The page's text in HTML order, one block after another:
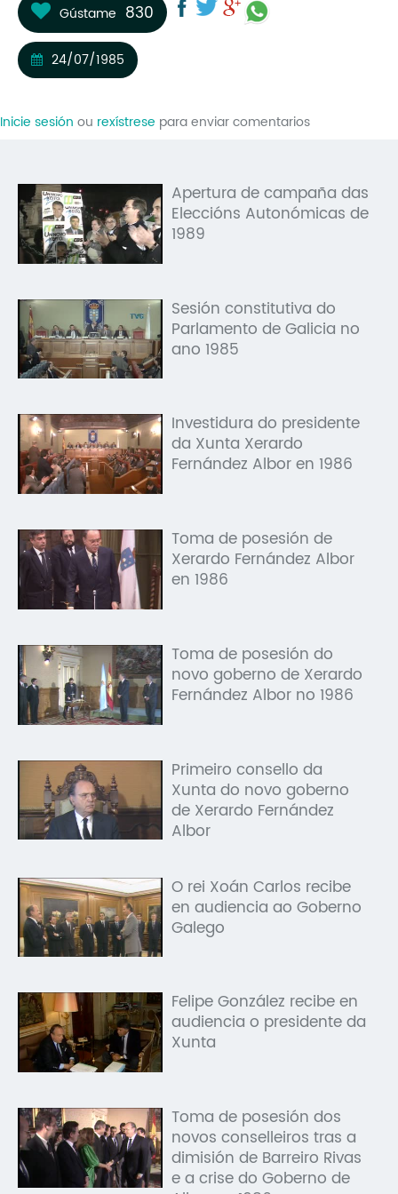
Gústame 830
24/07/1985
Inicie sesión ou rexístrese para enviar comentarios
Apertura de campaña das
Eleccións Autonómicas de
1989
Sesión constitutiva do
Parlamento de Galicia no
ano 1985
Investidura do presidente
da Xunta Xerardo
Fernández Albor en 1986
Toma de posesión de
Xerardo Fernández Albor
en 1986
Toma de posesión do
novo goberno de Xerardo
Fernández Albor no 1986
Primeiro consello da
Xunta do novo goberno
de Xerardo Fernández
Albor
O rei Xoán Carlos recibe
en audiencia ao Goberno
Galego
Felipe González recibe en
audiencia o presidente da
Xunta
Toma de posesión dos
novos conselleiros tras a
dimisión de Barreiro Rivas
e a crise do Goberno de